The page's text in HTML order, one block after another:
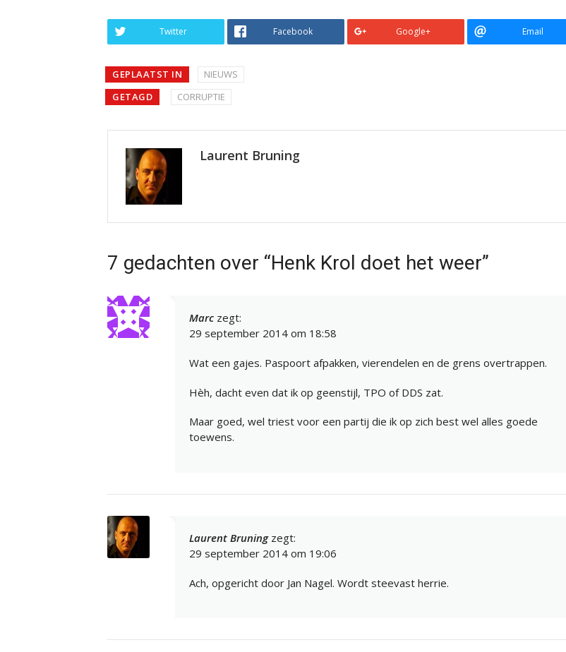
Twitter Facebook Google+ Email
GEPLAATST IN
NIEUWS
GETAGD
CORRUPTIE
Laurent Bruning
7 gedachten over “Henk Krol doet het weer”
Marc zegt:
29 september 2014 om 18:58
Wat een gajes. Paspoort afpakken, vierendelen en de grens overtrappen.
Hèh, dacht even dat ik op geenstijl, TPO of DDS zat.
Maar goed, wel triest voor een partij die ik op zich best wel alles goede
toewens.
Laurent Bruning zegt:
29 september 2014 om 19:06
Ach, opgericht door Jan Nagel. Wordt steevast herrie.